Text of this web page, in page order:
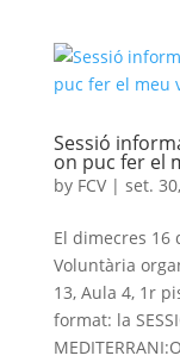
Sessió
on puc fer el
by FCV| set.
El dimecres 16
Voluntària
13, Aula 4, 1r
format: la